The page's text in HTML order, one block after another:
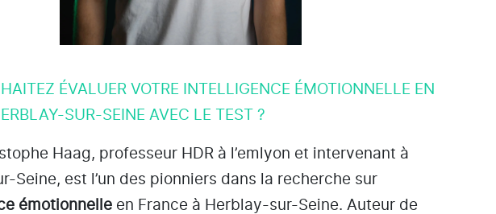
ÉVALUER VOTRE INTELLIGENCE ÉMOTIONNELLE EN
SUR-SEINE AVEC LE TEST ?
Haag, professeur HDR à l’emlyon et intervenant à
Seine, est l’un des pionniers dans la recherche sur
émotionnelleen France à Herblay-sur-Seine. Auteur de